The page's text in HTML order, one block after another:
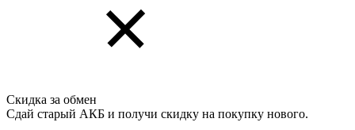
Скидка за обмен
Сдай старый АКБ и получи скидку на покупку нового.